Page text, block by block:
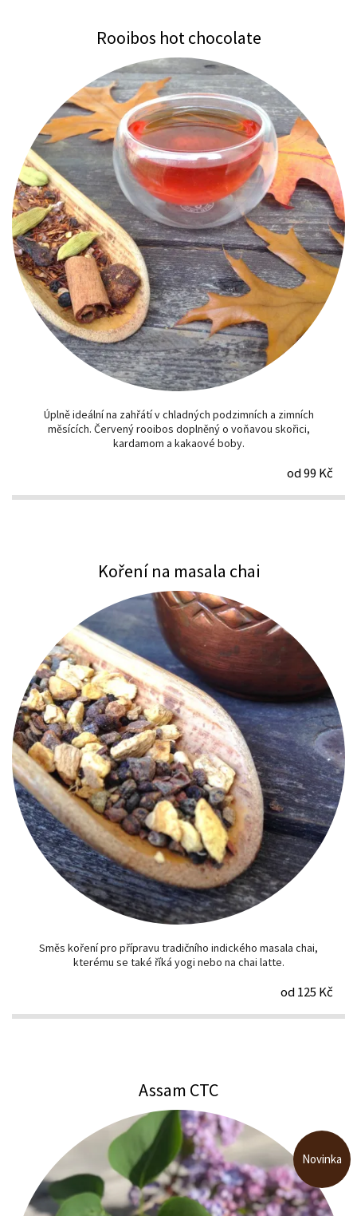
Rooibos hot chocolate
Úplně ideální na zahřátí v chladných podzimních a zimních
měsících. Červený rooibos doplněný o voňavou skořici,
kardamom a kakaové boby.
od 99 Kč
Koření na masala chai
Směs koření pro přípravu tradičního indického masala chai,
kterému se také říká yogi nebo na chai latte.
od 125 Kč
Assam CTC
Novinka